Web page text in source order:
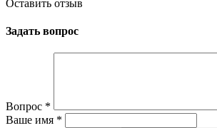
Оставить отзыв
Задать вопрос
Вопрос *
Ваше имя *